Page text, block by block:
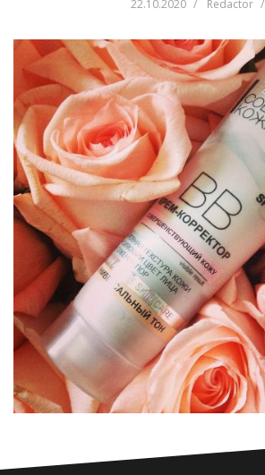
22.10.2020 Redactor